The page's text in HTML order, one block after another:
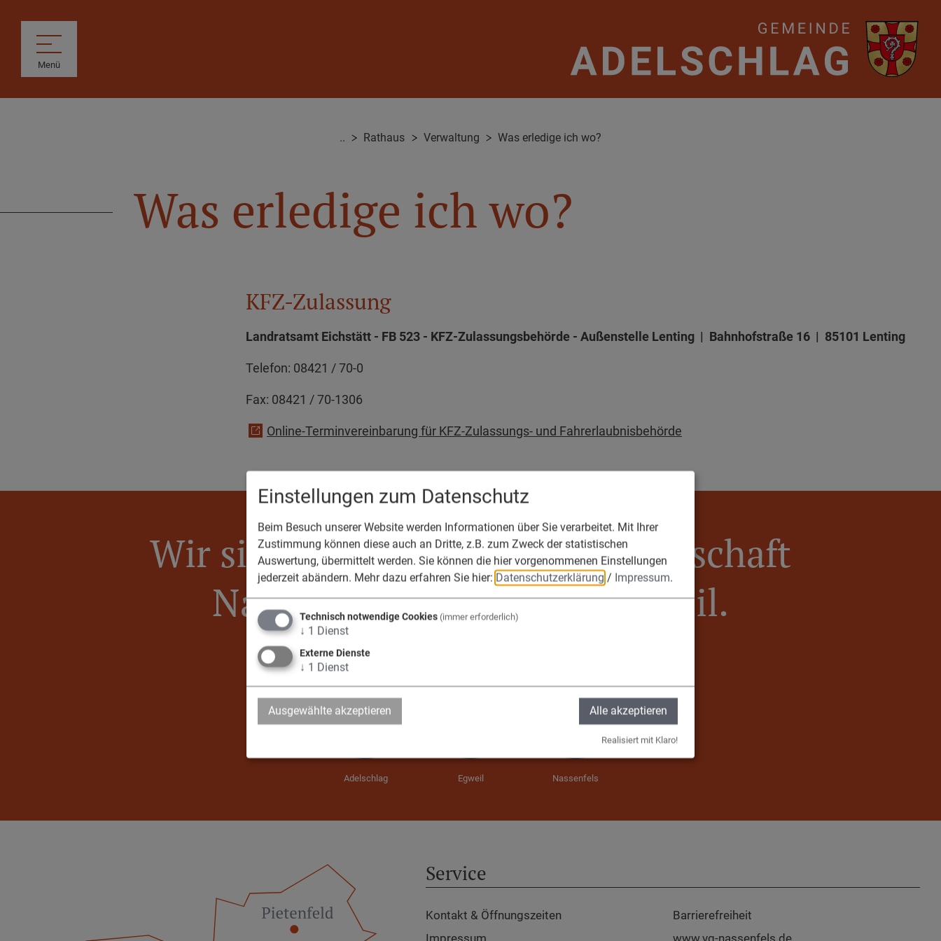
Menü
.. Rathaus Verwaltung Was erledige ich wo?
Was erledige ich wo?
KFZ-Zulassung
Landratsamt Eichstätt - FB 523 - KFZ-Zulassungsbehörde - Außenstelle Lenting | Bahnhofstraße 16 | 85101 Lenting
Telefon: 08421 / 70-0
Fax: 08421 / 70-1306
Online-Terminvereinbarung für KFZ-Zulassungs- und Fahrerlaubnisbehörde
Wir sind die Verwaltungsgemeinschaft
Nassenfels, Adelschlag, Egweil.
Adelschlag Egweil Nassenfels
Service
Kontakt & Öffnungszeiten
Impressum
Barrierefreiheit
www.vg-nassenfels.de
Einstellungen zum Datenschutz
Beim Besuch unserer Website werden Informationen über Sie verarbeitet. Mit Ihrer
Zustimmung können diese auch an Dritte, z.B. zum Zweck der statistischen
Auswertung, übermittelt werden. Sie können die hier vorgenommenen Einstellungen
jederzeit abändern. Mehr dazu erfahren Sie hier: Datenschutzerklärung / Impressum.
Technisch notwendige Cookies (immer erforderlich)
↓ 1 Dienst
Externe Dienste
↓ 1 Dienst
Ausgewählte akzeptieren Alle akzeptieren
Realisiert mit Klaro!